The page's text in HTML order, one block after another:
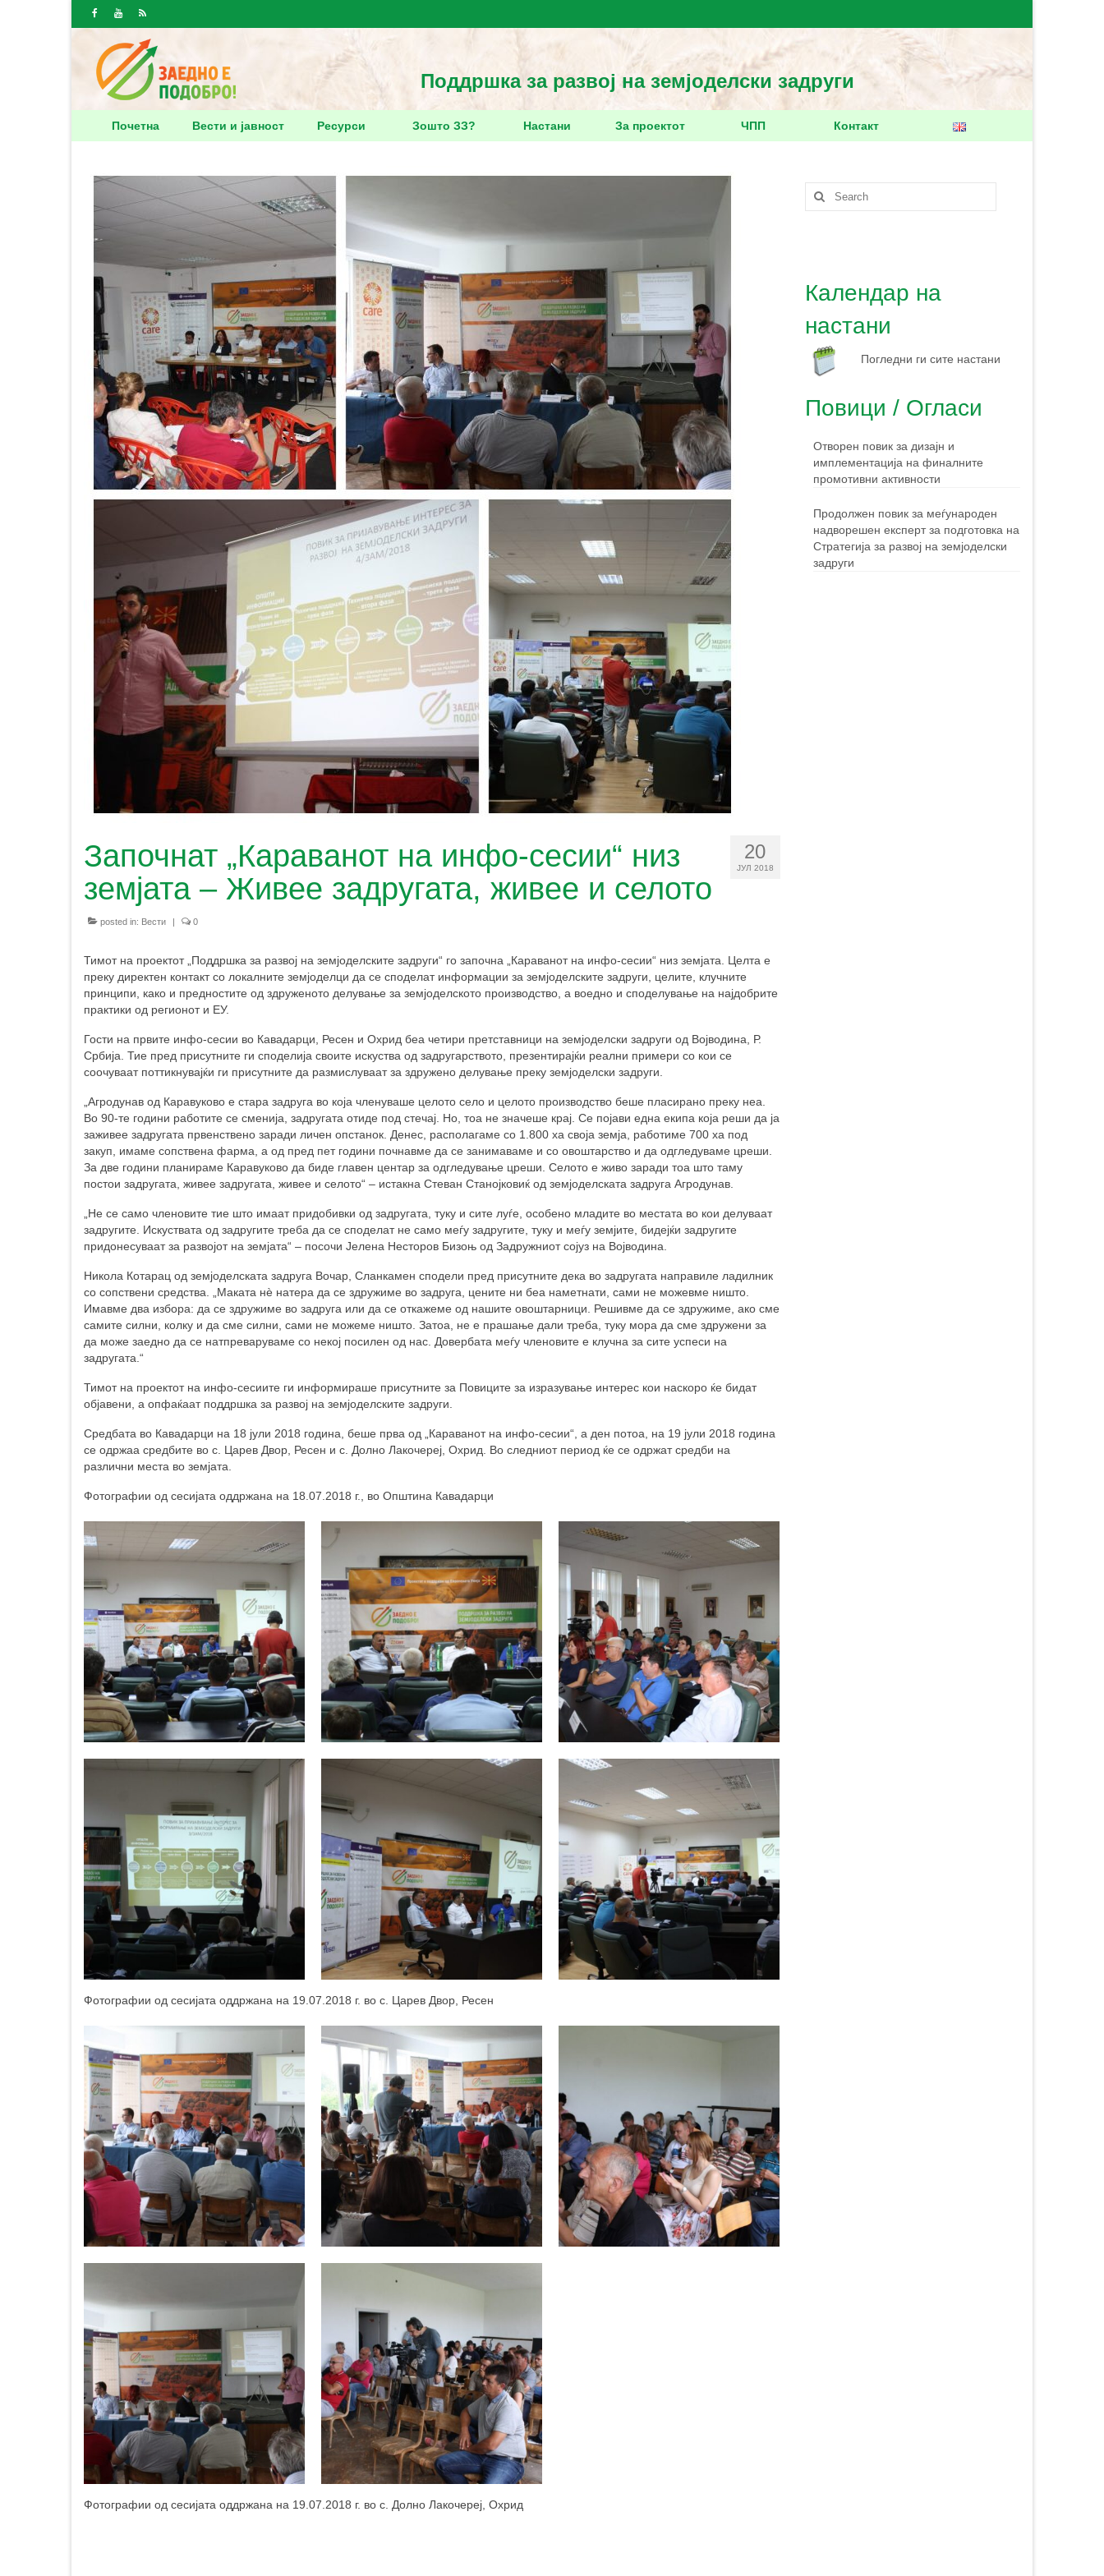
Поддршка за развој на земјоделски задруги
Почетна Вести и јавност Ресурси Зошто ЗЗ? Настани За проектот ЧПП Контакт
20
ЈУЛ 2018
Започнат „Караванот на инфо-сесии“ низ
земјата – Живее задругата, живее и селото
posted in: Вести | 0
Тимот на проектот „Поддршка за развој на земјоделските задруги“ го започна „Караванот на инфо-сесии“ низ земјата. Целта е
преку директен контакт со локалните земјоделци да се споделат информации за земјоделските задруги, целите, клучните
принципи, како и предностите од здруженото делување за земјоделското производство, а воедно и споделување на најдобрите
практики од регионот и ЕУ.
Гости на првите инфо-сесии во Кавадарци, Ресен и Охрид беа четири претставници на земјоделски задруги од Војводина, Р.
Србија. Тие пред присутните ги споделија своите искуства од задругарството, презентирајќи реални примери со кои се
соочуваат поттикнувајќи ги присутните да размислуваат за здружено делување преку земјоделски задруги.
„Агродунав од Каравуково е стара задруга во која членуваше целото село и целото производство беше пласирано преку неа.
Во 90-те години работите се сменија, задругата отиде под стечај. Но, тоа не значеше крај. Се појави една екипа која реши да ја
заживее задругата првенствено заради личен опстанок. Денес, располагаме со 1.800 ха своја земја, работиме 700 ха под
закуп, имаме сопствена фарма, а од пред пет години почнавме да се занимаваме и со овоштарство и да одгледуваме цреши.
За две години планираме Каравуково да биде главен центар за одгледување цреши. Селото е живо заради тоа што таму
постои задругата, живее задругата, живее и селото“ – истакна Стеван Станојковиќ од земјоделската задруга Агродунав.
„Не се само членовите тие што имаат придобивки од задругата, туку и сите луѓе, особено младите во местата во кои делуваат
задругите. Искуствата од задругите треба да се споделат не само меѓу задругите, туку и меѓу земјите, бидејќи задругите
придонесуваат за развојот на земјата“ – посочи Јелена Несторов Бизоњ од Задружниот сојуз на Војводина.
Никола Котарац од земјоделската задруга Вочар, Сланкамен сподели пред присутните дека во задругата направиле ладилник
со сопствени средства. „Маката нѐ натера да се здружиме во задруга, цените ни беа наметнати, сами не можевме ништо.
Имавме два избора: да се здружиме во задруга или да се откажеме од нашите овоштарници. Решивме да се здружиме, ако сме
самите силни, колку и да сме силни, сами не можеме ништо. Затоа, не е прашање дали треба, туку мора да сме здружени за
да може заедно да се натпреваруваме со некој посилен од нас. Довербата меѓу членовите е клучна за сите успеси на
задругата.“
Тимот на проектот на инфо-сесиите ги информираше присутните за Повиците за изразување интерес кои наскоро ќе бидат
објавени, а опфаќаат поддршка за развој на земјоделските задруги.
Средбата во Кавадарци на 18 јули 2018 година, беше прва од „Караванот на инфо-сесии“, а ден потоа, на 19 јули 2018 година
се одржаа средбите во с. Царев Двор, Ресен и с. Долно Лакочереј, Охрид. Во следниот период ќе се одржат средби на
различни места во земјата.
Фотографии од сесијата оддржана на 18.07.2018 г., во Општина Кавадарци
Фотографии од сесијата оддржана на 19.07.2018 г. во с. Царев Двор, Ресен
Фотографии од сесијата оддржана на 19.07.2018 г. во с. Долно Лакочереј, Охрид
Search
for:
Календар на
настани
Погледни ги сите настани
Повици / Огласи
Отворен повик за дизајн и
имплементација на финалните
промотивни активности
Продолжен повик за меѓународен
надворешен експерт за подготовка на
Стратегија за развој на земјоделски
задруги